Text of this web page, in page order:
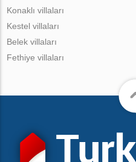
Konaklı villaları
Kestel villaları
Belek villaları
Fethiye villaları